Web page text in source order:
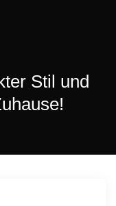
Stil und